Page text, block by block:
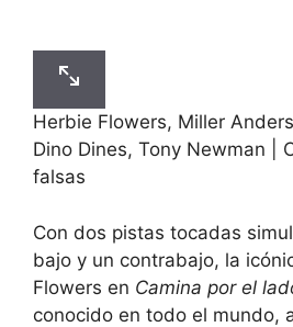
Herbie Flowers, Miller
Dino Dines, Tony Newman |
falsas
Con dos pistas tocadas
bajo y un contrabajo, la
Flowers en Camina por el
conocido en todo el mundo,